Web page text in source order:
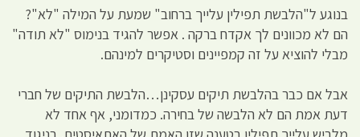
בנוגע ל"הלבשת תפילין עלייך ברחוב" שמעת על המילה "לא"?
הם לא מכוונים לך אקדח ברקה . אפשר להגיד בנימוס "לא תודה"
מבלי להוציא על זה קמפיינים וסטיקרים למינהם.
אבל אם כבר בהלבשת תיקים עסקינן…הלבשת התיקים של חברי
דעת אמת הם לא הלבשה של בחירה. כמדומני, אף אחד לא